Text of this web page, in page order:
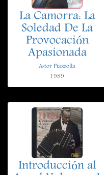
La Camorra: La
Soledad De La
Provocación
Apasionada
Astor Piazzolla
1989
Introducción al